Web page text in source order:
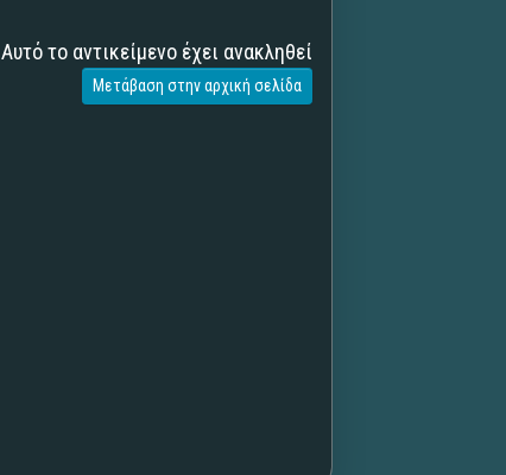
Αυτό το αντικείμενο έχει ανακληθεί
Μετάβαση στην αρχική σελίδα